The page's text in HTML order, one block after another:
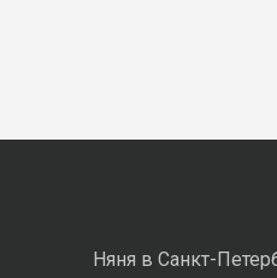
Няня в Санкт-